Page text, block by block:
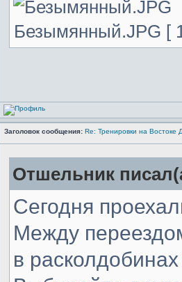
Безымянный.JPG [
Заголовок сообщения: Re: Тренировки на
Отшельник
Сегодня
Между
в